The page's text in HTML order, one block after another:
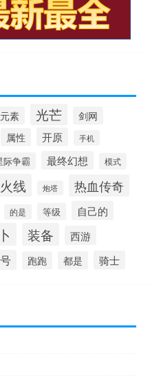
元素 光芒 剑网
属性 开原 手机
际争霸 最终幻想 模式
火线 炮塔 热血传奇
的是 等级 自己的
装备 西游
跑跑 都是 骑士